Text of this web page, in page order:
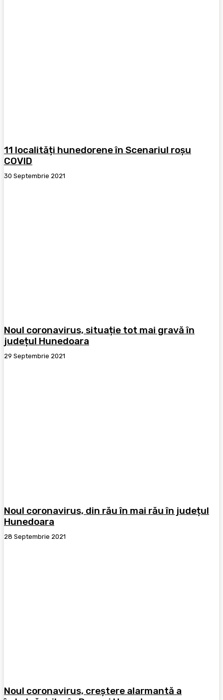
11 localități hunedorene în Scenariul roșu
COVID
30 Septembrie 2021
Noul coronavirus, situație tot mai gravă în
județul Hunedoara
29 Septembrie 2021
Noul coronavirus, din rău în mai rău în județul
Hunedoara
28 Septembrie 2021
Noul coronavirus, creștere alarmantă a